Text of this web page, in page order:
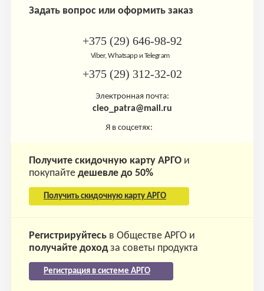
Задать вопрос или оформить заказ
+375 (29) 646-98-92
Viber, Whatsapp и Telegram
+375 (29) 312-32-02
Электронная почта:
cleo_patra@mail.ru
Я в соцсетях:
Получите скидочную карту АРГОи
покупайте дешевле до 50%
Получить скидочную карту АРГО
Регистрируйтесьв Обществе АРГО и
получайте доходза советы продукта
Регистрация в системе АРГО